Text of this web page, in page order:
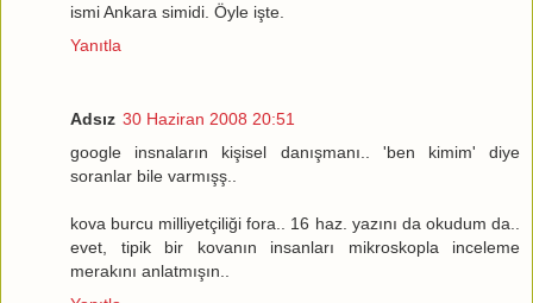
ismi Ankara simidi. Öyle işte.
Yanıtla
Adsız 30 Haziran 2008 20:51
google insnaların kişisel danışmanı.. 'ben kimim' diye
soranlar bile varmışş..
kova burcu milliyetçiliği fora.. 16 haz. yazını da okudum da..
evet, tipik bir kovanın insanları mikroskopla inceleme
merakını anlatmışın..